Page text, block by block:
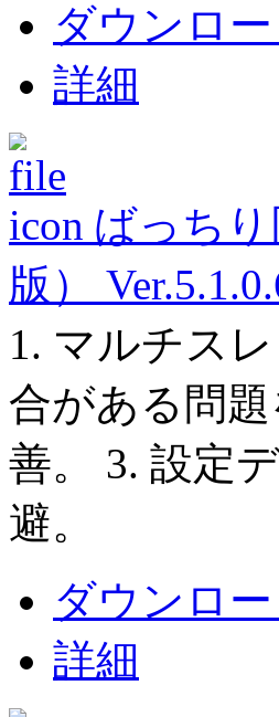
ダウンロー
詳細
ばっち
版）
1. マルチス
合がある問
善。 3. 設定
避。
ダウンロー
詳細